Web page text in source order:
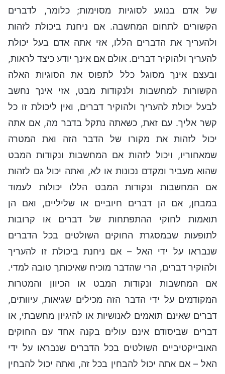
של אדם בנוגע לסוגיות מסוימות; כלומר, לדברים
הקשורים לתחום המחשבה. אם ניחנת ביכולת לזהות
ולהעריך את הדברים הללו, אזי אתה אדם בעל יכולת
להעריך ולהוקיר דברים. אולם אם אינך יודע כיצד לראות,
ובעצם אינך מסוגל כלל לתפוס את הסוגיות האלה
הקשורות למחשבות ולנקודות מבט, אזי אינך נחשב
לבעל יכולת להעריך ולהוקיר דברים, ואין ליכולת זו כל
קשר אליך. עם זאת, כשאתה נתקל בדבר מה, אם אתה
יכול לזהות את מקורו של הדבר הזה ואת המטרה
שמאחוריו, ויכול לזהות אם המחשבות ונקודות המבט
שהוא מעביר ומקדם נכונות או לא, ואתה יכול גם לזהות
אם המחשבות ונקודות המבט הללו יכולות לעמוד
במבחן, אם הן דברים חיוביים או שליליים, ואם הן
תואמות לחוקי ההתפתחות של דברים או קרובות
לתופעות שבמסגרת החוקים השולטים בכל הדברים
שנבראו על ידי האל – אם ניחנת ביכולת זו להעריך
ולהוקיר דברים, הרי שהדבר מוכיח שאיכותך טובה למדי.
אם המחשבות ונקודות המבט או הכיוון והמטרות
המקודמים על ידי הדבר הזה מכילים שגיאות, עיוותים,
דברים שאינם תואמים לאנושיות או להיגיון מחשבתי, או
דברים שביסודם אינם עולים בקנה אחד עם החוקים
האובייקטיביים השולטים בכל הדברים שנבראו על ידי
האל – אם אתה יכול להבחין בכל זה, ואתה יכול להבחין